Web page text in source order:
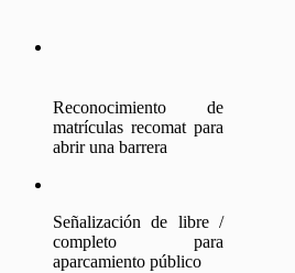
Reconocimiento de
matrículas recomat para
abrir una barrera
Señalización de libre /
completo para
aparcamiento público